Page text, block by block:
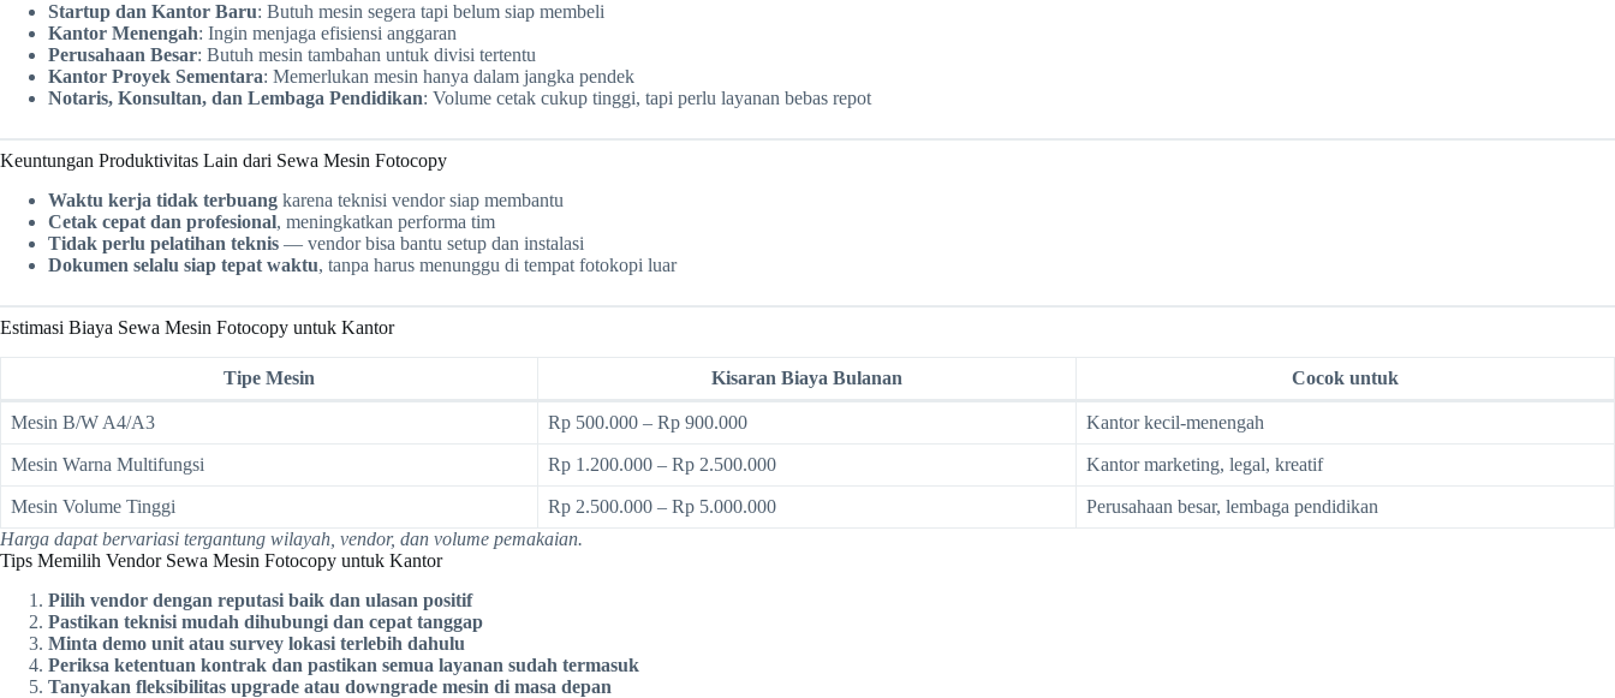
Startup dan Kantor Baru: Butuh mesin segera tapi belum siap membeli
Kantor Menengah: Ingin menjaga efisiensi anggaran
Perusahaan Besar: Butuh mesin tambahan untuk divisi tertentu
Kantor Proyek Sementara: Memerlukan mesin hanya dalam jangka pendek
Notaris, Konsultan, dan Lembaga Pendidikan: Volume cetak cukup tinggi, tapi perlu layanan bebas repot
Keuntungan Produktivitas Lain dari Sewa Mesin Fotocopy
Waktu kerja tidak terbuang karena teknisi vendor siap membantu
Cetak cepat dan profesional, meningkatkan performa tim
Tidak perlu pelatihan teknis — vendor bisa bantu setup dan instalasi
Dokumen selalu siap tepat waktu, tanpa harus menunggu di tempat fotokopi luar
Estimasi Biaya Sewa Mesin Fotocopy untuk Kantor
Tipe Mesin Kisaran Biaya Bulanan Cocok untuk
Mesin B/W A4/A3 Rp 500.000 – Rp 900.000 Kantor kecil-menengah
Mesin Warna Multifungsi Rp 1.200.000 – Rp 2.500.000 Kantor marketing, legal, kreatif
Mesin Volume Tinggi Rp 2.500.000 – Rp 5.000.000
Perusahaan besar, lembaga pendidikan
Harga dapat bervariasi tergantung wilayah, vendor, dan volume pemakaian.
Tips Memilih Vendor Sewa Mesin Fotocopy untuk Kantor
Pilih vendor dengan reputasi baik dan ulasan positif
Pastikan teknisi mudah dihubungi dan cepat tanggap
Minta demo unit atau survey lokasi terlebih dahulu
Periksa ketentuan kontrak dan pastikan semua layanan sudah termasuk
Tanyakan fleksibilitas upgrade atau downgrade mesin di masa depan